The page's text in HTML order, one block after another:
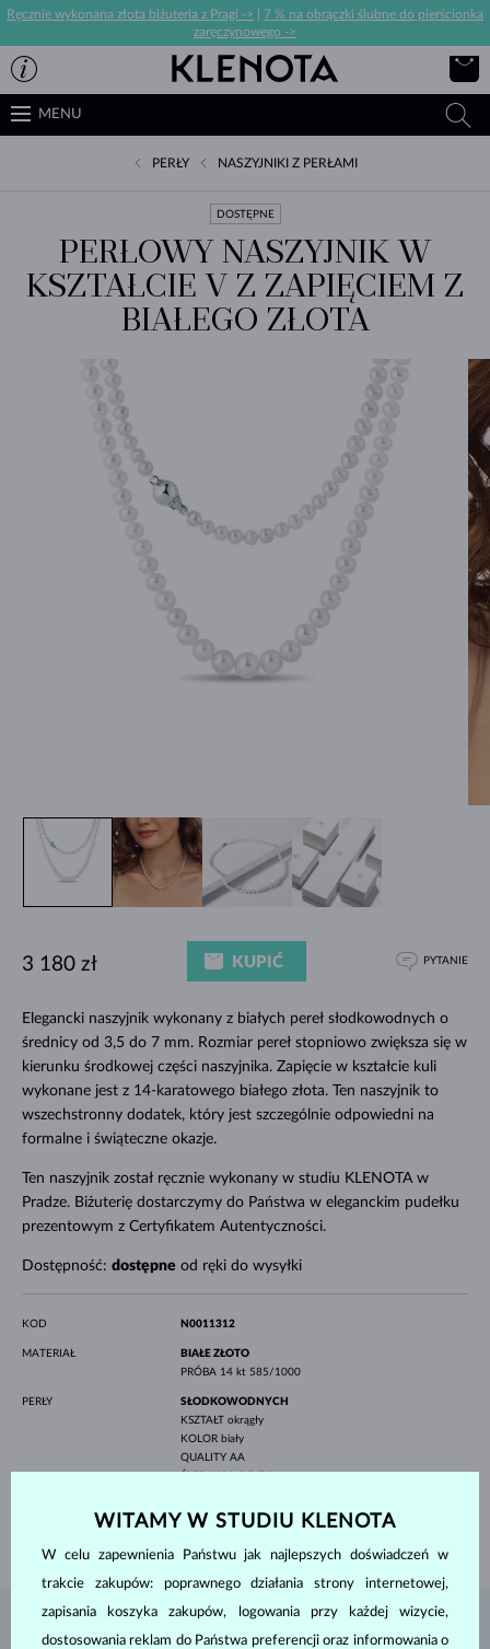
Ręcznie wykonana złota biżuteria z Pragi ->
7 % na obrączki ślubne do pierścionka
zaręczynowego ->
MENU
PERŁY NASZYJNIKI Z PERŁAMI
DOSTĘPNE
PERŁOWY NASZYJNIK W
KSZTAŁCIE V Z ZAPIĘCIEM Z
BIAŁEGO ZŁOTA
Elegancki naszyjnik wykonany z białych pereł słodkowodnych o
średnicy od 3,5 do 7 mm. Rozmiar pereł stopniowo zwiększa się w
kierunku środkowej części naszyjnika. Zapięcie w kształcie kuli
wykonane jest z 14-karatowego białego złota. Ten naszyjnik to
wszechstronny dodatek, który jest szczególnie odpowiedni na
formalne i świąteczne okazje.
Ten naszyjnik został ręcznie wykonany w studiu KLENOTA w
Pradze. Biżuterię dostarczymy do Państwa w eleganckim pudełku
prezentowym z Certyfikatem Autentyczności.
Dostępność: dostępne od ręki do wysyłki
3 180 zł KUPIĆ PYTANIE
KOD N0011312
MATERIAŁ
BIAŁE ZŁOTO
PRÓBA 14 kt 585/1000
PERŁY
SŁODKOWODNYCH
KSZTAŁT okrągły
KOLOR biały
QUALITY AA
BIŻUTERIA ZATELIER KLENOTA
WITAMY W STUDIU KLENOTA
W celu zapewnienia Państwu jak najlepszych doświadczeń w
trakcie zakupów: poprawnego działania strony internetowej,
zapisania koszyka zakupów, logowania przy każdej wizycie,
dostosowania reklam do Państwa preferencji oraz informowania o